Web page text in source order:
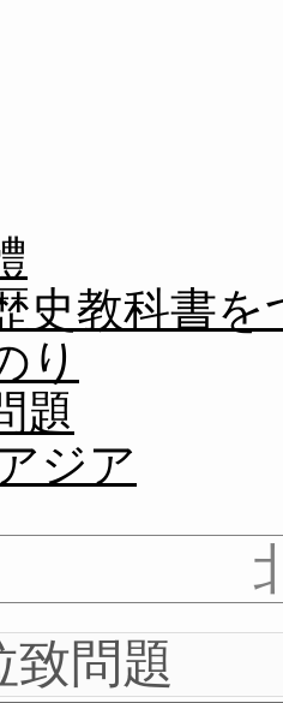
史教科書
り
題
ジア
致問題